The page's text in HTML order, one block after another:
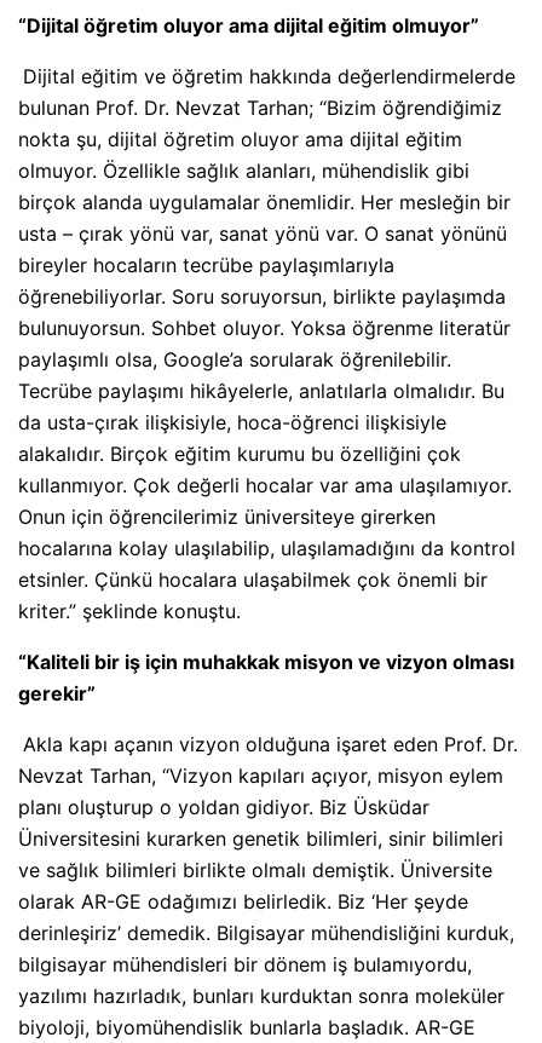
“Dijital öğretim oluyor ama dijital eğitim olmuyor”
Dijital eğitim ve öğretim hakkında değerlendirmelerde
bulunan Prof. Dr. Nevzat Tarhan; “Bizim öğrendiğimiz
nokta şu, dijital öğretim oluyor ama dijital eğitim
olmuyor. Özellikle sağlık alanları, mühendislik gibi
birçok alanda uygulamalar önemlidir. Her mesleğin bir
usta – çırak yönü var, sanat yönü var. O sanat yönünü
bireyler hocaların tecrübe paylaşımlarıyla
öğrenebiliyorlar. Soru soruyorsun, birlikte paylaşımda
bulunuyorsun. Sohbet oluyor. Yoksa öğrenme literatür
paylaşımlı olsa, Google’a sorularak öğrenilebilir.
Tecrübe paylaşımı hikâyelerle, anlatılarla olmalıdır. Bu
da usta-çırak ilişkisiyle, hoca-öğrenci ilişkisiyle
alakalıdır. Birçok eğitim kurumu bu özelliğini çok
kullanmıyor. Çok değerli hocalar var ama ulaşılamıyor.
Onun için öğrencilerimiz üniversiteye girerken
hocalarına kolay ulaşılabilip, ulaşılamadığını da kontrol
etsinler. Çünkü hocalara ulaşabilmek çok önemli bir
kriter.” şeklinde konuştu.
“Kaliteli bir iş için muhakkak misyon ve vizyon olması
gerekir”
Akla kapı açanın vizyon olduğuna işaret eden Prof. Dr.
Nevzat Tarhan, “Vizyon kapıları açıyor, misyon eylem
planı oluşturup o yoldan gidiyor. Biz Üsküdar
Üniversitesini kurarken genetik bilimleri, sinir bilimleri
ve sağlık bilimleri birlikte olmalı demiştik. Üniversite
olarak AR-GE odağımızı belirledik. Biz ‘Her şeyde
derinleşiriz’ demedik. Bilgisayar mühendisliğini kurduk,
bilgisayar mühendisleri bir dönem iş bulamıyordu,
yazılımı hazırladık, bunları kurduktan sonra moleküler
biyoloji, biyomühendislik bunlarla başladık. AR-GE